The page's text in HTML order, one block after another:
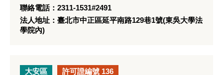
聯絡電話：2311-1531#2491
法人地址：臺北市中正區延平南路129巷1號(東吳大學法
學院內)
大安區 許可證編號 136